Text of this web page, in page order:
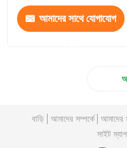
আমাদের সাথে যোগাযোগ
বাড়ি আমাদের সম্পর্কে আমাদের
সাইট ম্যাপ